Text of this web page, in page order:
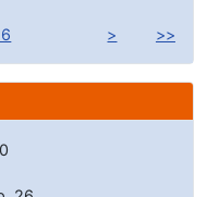
> >>